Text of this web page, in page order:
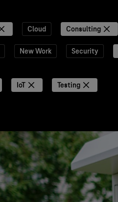
Cloud Consulting
New Work Security
IoT Testing